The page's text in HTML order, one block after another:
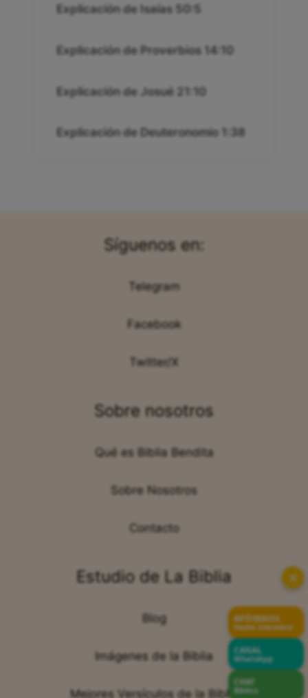
Explicación de Isaías 50:5
Explicación de Proverbios 14:10
Explicación de Josué 21:10
Explicación de Deuteronomio 1:38
Síguenos en:
Telegram
Facebook
Twitter/X
Sobre nosotros
Qué es Biblia Bendita
Sobre Nosotros
Contacto
Estudio de La Biblia
Blog
Imágenes de la Biblia
Mejores Versículos de la Biblia
✕
APÓYANOS
Hazte miembro
CANAL
WhatsApp
CHAT
Bíblico